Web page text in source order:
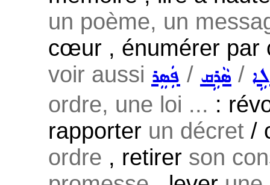
un poème, un
cœur , énumérer
voir aussi ܦܲܣܸܪ / ܣܵܪܹܩ /
ordre, une loi ... :
rapporter un décret /
ordre , retirer son